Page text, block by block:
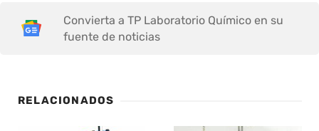
Convierta a TP Laboratorio Químico en su
fuente de noticias
RELACIONADOS